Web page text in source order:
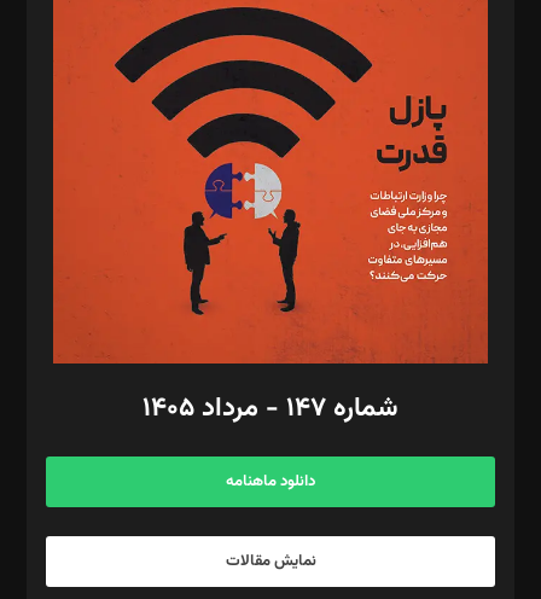
د‌بیر پیوست جهان: مینا پاکدل
د‌بیر تحریریه آنلاین: بابک نقاش
تحریریه‌: مجتبی محمود‌ی، آرش برهمند، یسنا امان‌پور، سروش کرمیان،
مصطفی مسجدی آرانی، ابوالفضل رجبی، زهرا فکرانه، فائزه فتحی
رستمی،مصطفی باستان
ویرایش: نگار استاد‌‌آقا
طراح یونیفرم: مجید توکلی
فیلمبرداری و عکاسی: امیر شفیعی، مانی لطفی زاده
گرافیک و صفحه‌آرایی: سید‌سبحان‌علی ثابت
مد‌یر توسعه تجاری: کامبیز برید‌
امور مالی: شاپور رهبری، محمد‌ کاظمی‌نیا
آگهی و مشترکین: ۰۹۱۹۹۹۹۰۴۵۴
شماره ۱۴۷ - مرداد ۱۴۰۵
دانلود ماهنامه
نمایش مقالات